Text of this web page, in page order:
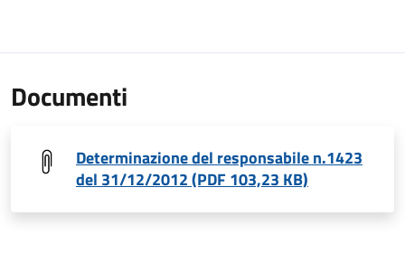
Documenti
Determinazione del responsabile n.1423
del 31/12/2012 (PDF 103,23 KB)